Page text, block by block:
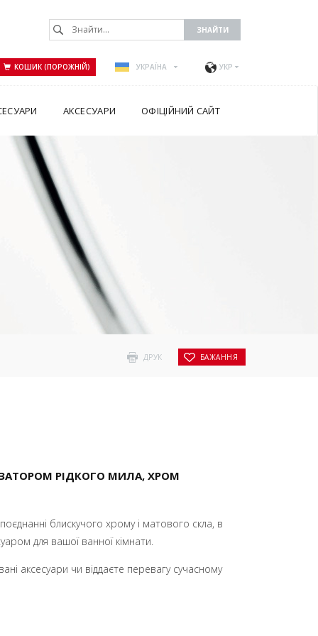
КОШИК (ПОРОЖНІЙ) УКРАЇНА УКР
АКСЕСУАРИ ОФІЦІЙНИЙ САЙТ
ДРУК БАЖАННЯ
РІДКОГО МИЛА, ХРОМ
блискучого хрому і матового скла, в
для вашої ванної кімнати.
аксесуари чи віддаєте перевагу сучасному